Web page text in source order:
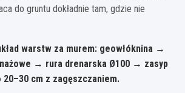
do gruntu dokładnie tam, gdzie nie
warstw za murem: geowłóknina →
→ rura drenarska Ø100 → zasyp
20–30 cm z zagęszczaniem.